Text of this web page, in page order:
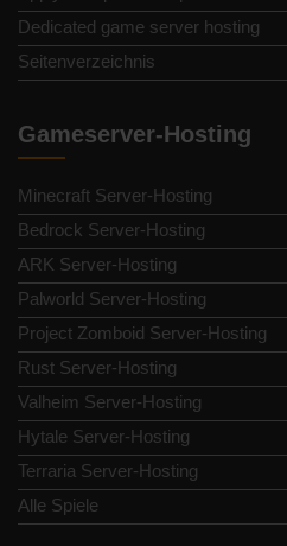
Dedicated game server hosting
Seitenverzeichnis
Gameserver-Hosting
Minecraft Server-Hosting
Bedrock Server-Hosting
ARK Server-Hosting
Palworld Server-Hosting
Project Zomboid Server-Hosting
Rust Server-Hosting
Valheim Server-Hosting
Hytale Server-Hosting
Terraria Server-Hosting
Alle Spiele